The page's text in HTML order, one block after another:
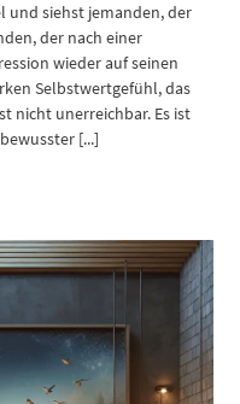
und siehst jemanden, der
der nach einer
wieder auf seinen
Selbstwertgefühl, das
nicht unerreichbar. Es ist
[...]